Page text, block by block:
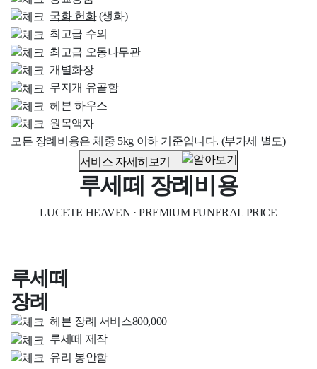
국화 헌화 (생화)
최고급 수의
최고급 오동나무관
개별화장
무지개 유골함
헤븐 하우스
원목액자
모든 장례비용은 체중 5kg 이하 기준입니다. (부가세 별도)
서비스 자세히보기
루세떼 장례비용
LUCETE HEAVEN · PREMIUM FUNERAL PRICE
루세떼
장례
헤븐 장례 서비스
루세떼 제작
유리 봉안함
800,000